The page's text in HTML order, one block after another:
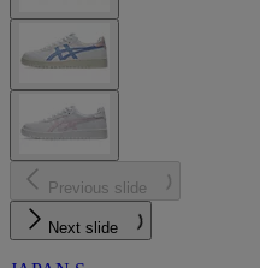
Previous slide
Next slide